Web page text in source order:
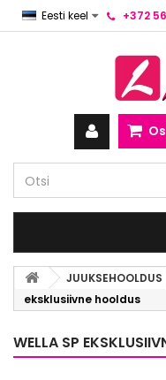
Eesti keel +372
JUUKSEHOOLDUS
eksklusiivne hooldus
WELLA SP